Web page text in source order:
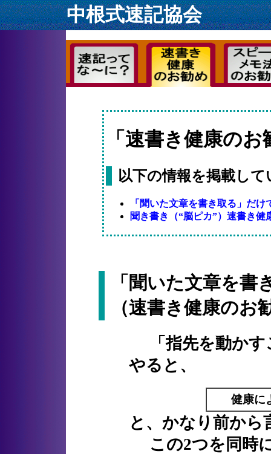
中根式速記協会
「速書き健康の
以下の情報を掲載して
「聞いた文章を書き取る」だ
聞き書き（“脳ピカ”）速書き健
「聞いた文章を
（速書き健康のお
「指先を動かす
やると、
健康に
と、かなり前から
この2つを同時